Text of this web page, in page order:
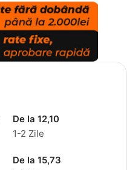
1-2 Zile
De la 12,10
De la 15,73